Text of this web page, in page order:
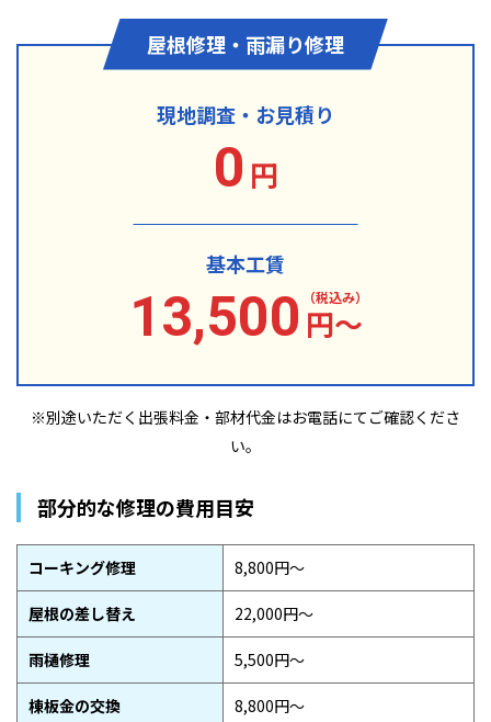
屋根修理・雨漏り修理
現地調査・お見積り
0 円
基本工賃
13,500 円〜
（税込み）
※別途いただく出張料金・部材代金はお電話にてご確認くださ
い。
部分的な修理の費用目安
コーキング修理 8,800円〜
屋根の差し替え 22,000円〜
雨樋修理 5,500円〜
棟板金の交換 8,800円〜